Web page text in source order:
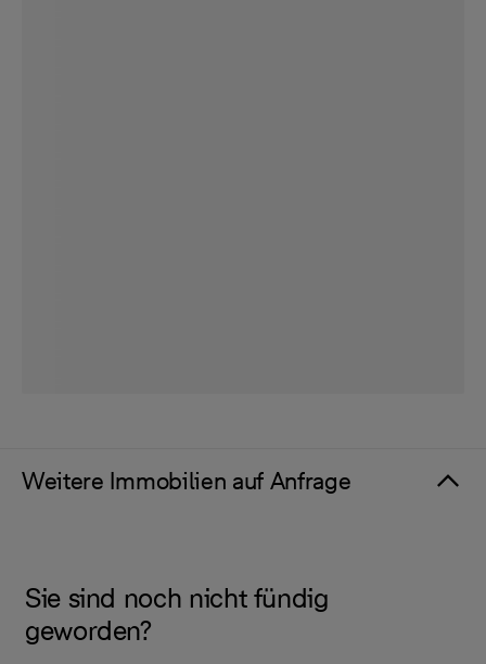
Weitere Immobilien auf Anfrage
Sie sind noch nicht fündig
geworden?